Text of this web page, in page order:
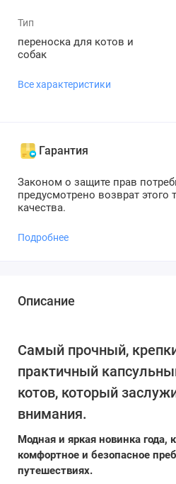
Тип
переноска для котов и
собак
Все характеристики
Гарантия
Законом о защите прав
предусмотрено возврат этого
качества.
Подробнее
Описание
Самый прочный,
практичный
котов, который
внимания.
Модная и яркая новинка года,
комфортное и безопасное
путешествиях.